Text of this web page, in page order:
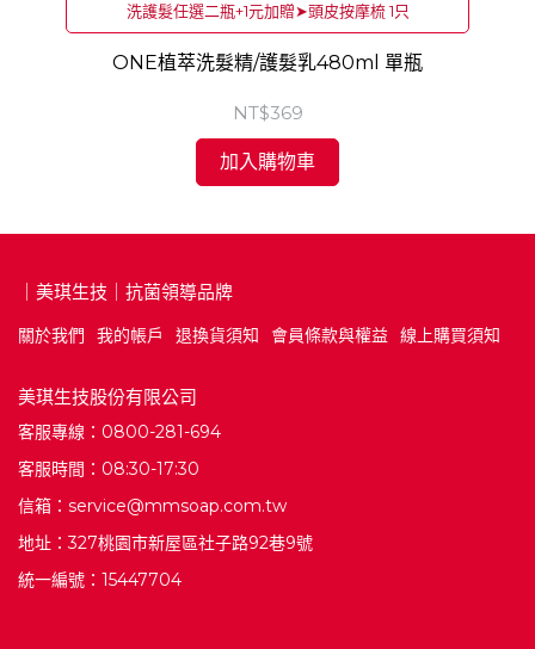
洗護髮任選二瓶+1元加贈➤頭皮按摩梳 1只
ONE植萃洗髮精/護髮乳480ml 單瓶
NT$369
加入購物車
｜美琪生技｜抗菌領導品牌
關於我們 我的帳戶 退換貨須知 會員條款與權益 線上購買須知
美琪生技股份有限公司
客服專線：0800-281-694
客服時間：08:30-17:30
信箱：service@mmsoap.com.tw
地址：327桃園市新屋區社子路92巷9號
統一編號：15447704